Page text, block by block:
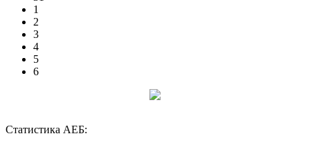
1
2
3
4
5
6
Статистика АЕБ: